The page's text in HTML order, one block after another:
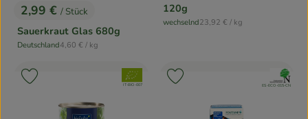
, Preis:
2,99 € / Stück
Sauerkraut Glas 680g
, Herkunft:
Deutschland, Referenzpreis:
4,60 € / kg
120g
, Herkunft:
wechselnd, Referenzpreis:
23,92 € / kg
, Verband:
, Kontrollstelle:
IT-BIO-007
Produkt zu Favouriten hinzufügen
, Verband:
, Kontrollstelle:
ES-ECO-015-CN
Produkt zu Favouriten hinzufügen